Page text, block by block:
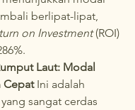
berlipat-lipat,
on Investment (ROI)
Laut: Modal
Cepat Ini adalah
sangat cerdas